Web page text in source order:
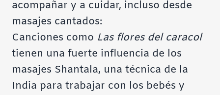
acompañar y a cuidar, incluso desde
masajes cantados:
Canciones como Las flores del caracol
tienen una fuerte influencia de los
masajes Shantala, una técnica de la
India para trabajar con los bebés y